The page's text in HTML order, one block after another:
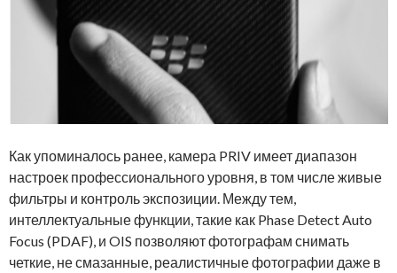
Как упоминалось ранее, камера PRIV имеет диапазон
настроек профессионального уровня, в том числе живые
фильтры и контроль экспозиции. Между тем,
интеллектуальные функции, такие как Phase Detect Auto
Focus (PDAF), и OIS позволяют фотографам снимать
четкие, не смазанные, реалистичные фотографии даже в